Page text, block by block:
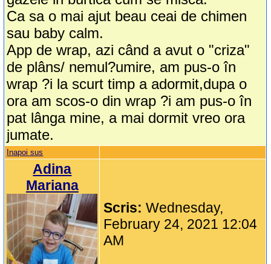
Ca sa o mai ajut beau ceai de chimen
sau baby calm.
App de wrap, azi când a avut o "criza"
de plâns/ nemul?umire, am pus-o în
wrap ?i la scurt timp a adormit,dupa o
ora am scos-o din wrap ?i am pus-o în
pat lânga mine, a mai dormit vreo ora
jumate.
Inapoi sus
Adina
Mariana
Scris:Wednesday,
February 24, 2021 12:04
AM